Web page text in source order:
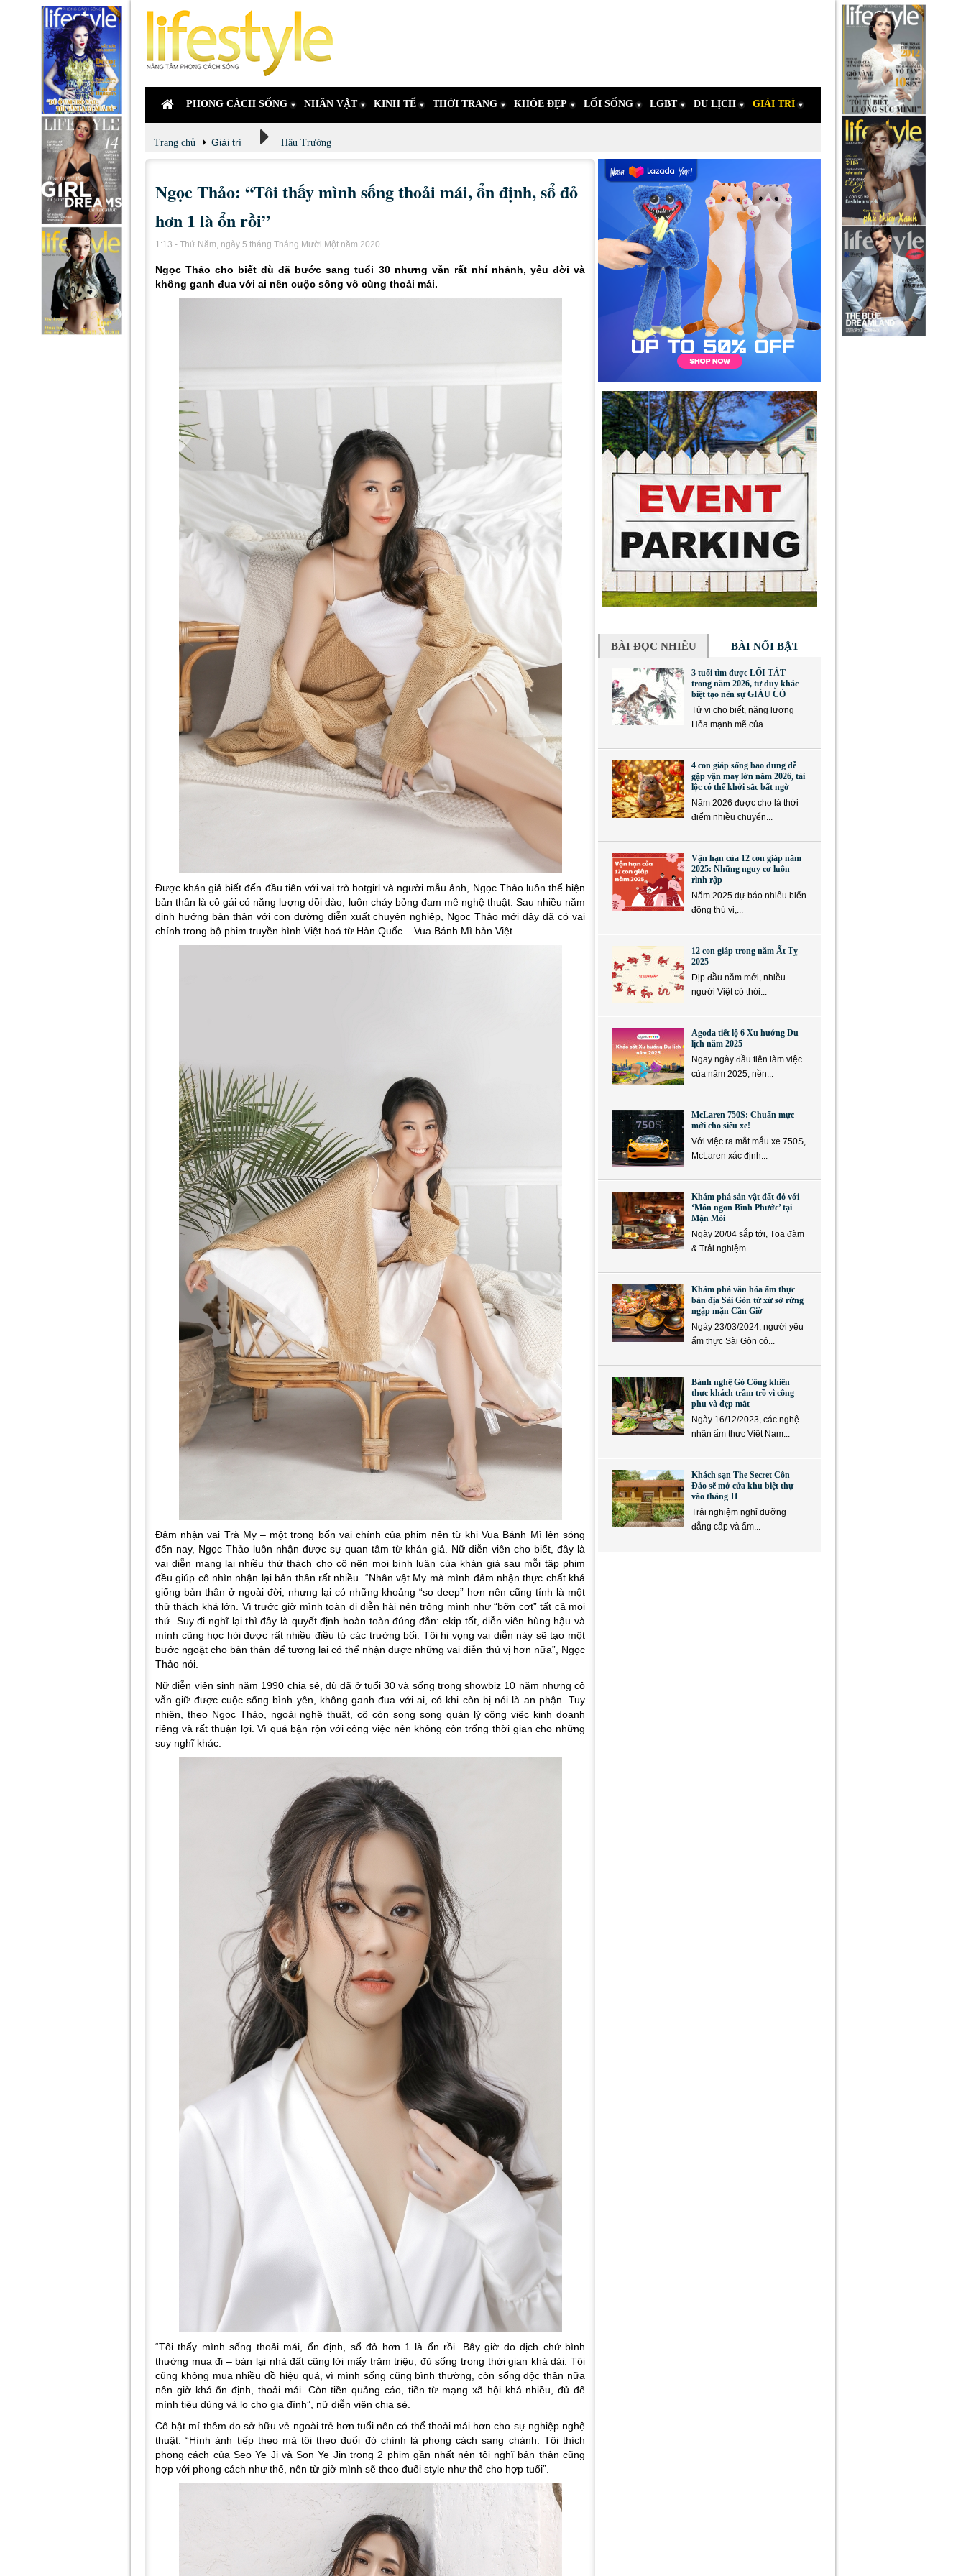
PHONG CÁCH SỐNG NHÂN VẬT KINH TẾ THỜI TRANG KHỎE ĐẸP LỐI SỐNG LGBT DU LỊCH GIẢI TRÍ
Trang chủ Giải trí Hậu Trường
Ngọc Thảo: “Tôi thấy mình sống thoải mái, ổn định, sổ đỏ
hơn 1 là ổn rồi”
1:13 - Thứ Năm, ngày 5 tháng Tháng Mười Một năm 2020
Ngọc Thảo cho biết dù đã bước sang tuổi 30 nhưng vẫn rất nhí nhảnh, yêu đời và
không ganh đua với ai nên cuộc sống vô cùng thoải mái.
Được khán giả biết đến đầu tiên với vai trò hotgirl và người mẫu ảnh, Ngọc Thảo luôn thể hiện
bản thân là cô gái có năng lượng dồi dào, luôn cháy bỏng đam mê nghệ thuật. Sau nhiều năm
định hướng bản thân với con đường diễn xuất chuyên nghiệp, Ngọc Thảo mới đây đã có vai
chính trong bộ phim truyền hình Việt hoá từ Hàn Quốc – Vua Bánh Mì bản Việt.
Đảm nhận vai Trà My – một trong bốn vai chính của phim nên từ khi Vua Bánh Mì lên sóng
đến nay, Ngọc Thảo luôn nhận được sự quan tâm từ khán giả. Nữ diễn viên cho biết, đây là
vai diễn mang lại nhiều thử thách cho cô nên mọi bình luận của khán giả sau mỗi tập phim
đều giúp cô nhìn nhận lại bản thân rất nhiều. “Nhân vật My mà mình đảm nhận thực chất khá
giống bản thân ở ngoài đời, nhưng lại có những khoảng “so deep” hơn nên cũng tính là một
thử thách khá lớn. Vì trước giờ mình toàn đi diễn hài nên trông mình như “bỡn cợt” tất cả mọi
thứ. Suy đi nghĩ lại thì đây là quyết định hoàn toàn đúng đắn: ekip tốt, diễn viên hùng hậu và
mình cũng học hỏi được rất nhiều điều từ các trưởng bối. Tôi hi vọng vai diễn này sẽ tạo một
bước ngoặt cho bản thân để tương lai có thể nhận được những vai diễn thú vị hơn nữa”, Ngọc
Thảo nói.
Nữ diễn viên sinh năm 1990 chia sẻ, dù đã ở tuổi 30 và sống trong showbiz 10 năm nhưng cô
vẫn giữ được cuộc sống bình yên, không ganh đua với ai, có khi còn bị nói là an phận. Tuy
nhiên, theo Ngọc Thảo, ngoài nghệ thuật, cô còn song song quản lý công việc kinh doanh
riêng và rất thuận lợi. Vì quá bận rộn với công việc nên không còn trống thời gian cho những
suy nghĩ khác.
“Tôi thấy mình sống thoải mái, ổn định, sổ đỏ hơn 1 là ổn rồi. Bây giờ do dịch chứ bình
thường mua đi – bán lại nhà đất cũng lời mấy trăm triệu, đủ sống trong thời gian khá dài. Tôi
cũng không mua nhiều đồ hiệu quá, vì mình sống cũng bình thường, còn sống độc thân nữa
nên giờ khá ổn định, thoải mái. Còn tiền quảng cáo, tiền từ mạng xã hội khá nhiều, đủ để
mình tiêu dùng và lo cho gia đình”, nữ diễn viên chia sẻ.
Cô bật mí thêm do sở hữu vẻ ngoài trẻ hơn tuổi nên có thể thoải mái hơn cho sự nghiệp nghệ
thuật. “Hình ảnh tiếp theo mà tôi theo đuổi đó chính là phong cách sang chảnh. Tôi thích
phong cách của Seo Ye Ji và Son Ye Jin trong 2 phim gần nhất nên tôi nghĩ bản thân cũng
hợp với phong cách như thế, nên từ giờ mình sẽ theo đuổi style như thế cho hợp tuổi”.
BÀI ĐỌC NHIỀU BÀI NỔI BẬT
3 tuổi tìm được LỐI TẮT
trong năm 2026, tư duy khác
biệt tạo nên sự GIÀU CÓ
Tử vi cho biết, năng lượng
Hỏa mạnh mẽ của...
4 con giáp sống bao dung dễ
gặp vận may lớn năm 2026, tài
lộc có thể khởi sắc bất ngờ
Năm 2026 được cho là thời
điểm nhiều chuyển...
Vận hạn của 12 con giáp năm
2025: Những nguy cơ luôn
rình rập
Năm 2025 dự báo nhiều biến
động thú vị,...
12 con giáp trong năm Ất Tỵ
2025
Dịp đầu năm mới, nhiều
người Việt có thói...
Agoda tiết lộ 6 Xu hướng Du
lịch năm 2025
Ngay ngày đầu tiên làm việc
của năm 2025, nền...
McLaren 750S: Chuẩn mực
mới cho siêu xe!
Với việc ra mắt mẫu xe 750S,
McLaren xác định...
Khám phá sản vật đất đỏ với
‘Món ngon Bình Phước’ tại
Mặn Mòi
Ngày 20/04 sắp tới, Tọa đàm
& Trải nghiệm...
Khám phá văn hóa ẩm thực
bản địa Sài Gòn từ xứ sở rừng
ngập mặn Cần Giờ
Ngày 23/03/2024, người yêu
ẩm thực Sài Gòn có...
Bánh nghệ Gò Công khiến
thực khách trầm trồ vì công
phu và đẹp mắt
Ngày 16/12/2023, các nghệ
nhân ẩm thực Việt Nam...
Khách sạn The Secret Côn
Đảo sẽ mở cửa khu biệt thự
vào tháng 11
Trải nghiệm nghỉ dưỡng
đẳng cấp và ẩm...